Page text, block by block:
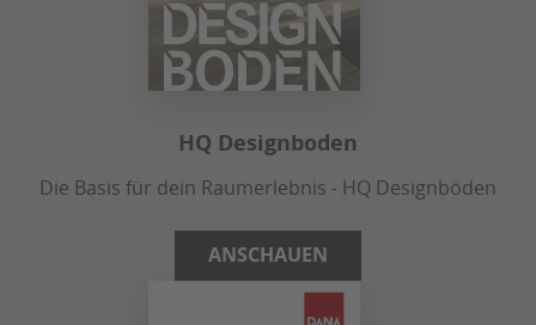
HQ Designboden
Die Basis für dein Raumerlebnis - HQ Designböden
ANSCHAUEN